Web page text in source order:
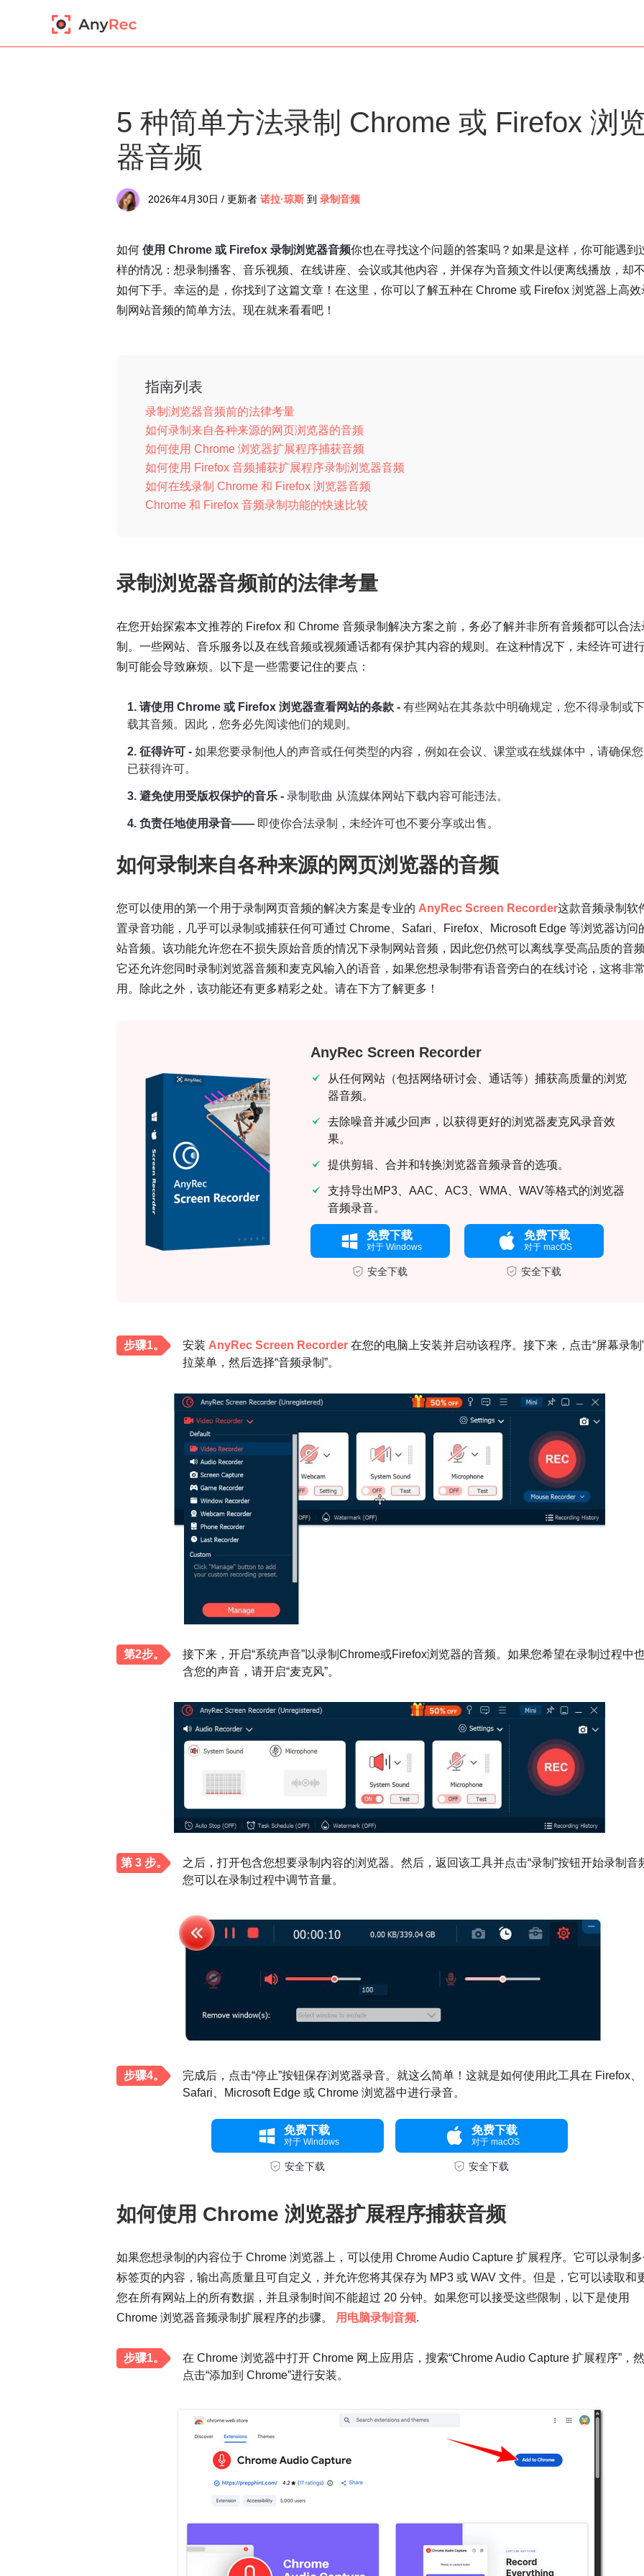
5 种简单方法录制 Chrome 或 Firefox 浏
器音频
2026年4月30日 / 更新者 诺拉·琼斯 到 录制音频
如何 使用 Chrome 或 Firefox 录制浏览器音频你也在寻找这个问题的答案吗？如果是这样，你可能遇到
样的情况：想录制播客、音乐视频、在线讲座、会议或其他内容，并保存为音频文件以便离线播放，却
如何下手。幸运的是，你找到了这篇文章！在这里，你可以了解五种在 Chrome 或 Firefox 浏览器上高效
制网站音频的简单方法。现在就来看看吧！
指南列表
录制浏览器音频前的法律考量
如何录制来自各种来源的网页浏览器的音频
如何使用 Chrome 浏览器扩展程序捕获音频
如何使用 Firefox 音频捕获扩展程序录制浏览器音频
如何在线录制 Chrome 和 Firefox 浏览器音频
Chrome 和 Firefox 音频录制功能的快速比较
录制浏览器音频前的法律考量
在您开始探索本文推荐的 Firefox 和 Chrome 音频录制解决方案之前，务必了解并非所有音频都可以合法
制。一些网站、音乐服务以及在线音频或视频通话都有保护其内容的规则。在这种情况下，未经许可进
制可能会导致麻烦。以下是一些需要记住的要点：
1. 请使用 Chrome 或 Firefox 浏览器查看网站的条款 - 有些网站在其条款中明确规定，您不得录制或下
载其音频。因此，您务必先阅读他们的规则。
2. 征得许可 - 如果您要录制他人的声音或任何类型的内容，例如在会议、课堂或在线媒体中，请确保您
已获得许可。
3. 避免使用受版权保护的音乐 - 录制歌曲 从流媒体网站下载内容可能违法。
4. 负责任地使用录音—— 即使你合法录制，未经许可也不要分享或出售。
如何录制来自各种来源的网页浏览器的音频
您可以使用的第一个用于录制网页音频的解决方案是专业的 AnyRec Screen Recorder这款音频录制软
置录音功能，几乎可以录制或捕获任何可通过 Chrome、Safari、Firefox、Microsoft Edge 等浏览器访问
站音频。该功能允许您在不损失原始音质的情况下录制网站音频，因此您仍然可以离线享受高品质的音
它还允许您同时录制浏览器音频和麦克风输入的语音，如果您想录制带有语音旁白的在线讨论，这将非
用。除此之外，该功能还有更多精彩之处。请在下方了解更多！
AnyRec Screen Recorder
从任何网站（包括网络研讨会、通话等）捕获高质量的浏览
器音频。
去除噪音并减少回声，以获得更好的浏览器麦克风录音效
果。
提供剪辑、合并和转换浏览器音频录音的选项。
支持导出MP3、AAC、AC3、WMA、WAV等格式的浏览器
音频录音。
免费下载
对于 Windows
安全下载
免费下载
对于 macOS
安全下载
步骤1。 安装 AnyRec Screen Recorder 在您的电脑上安装并启动该程序。接下来，点击“屏幕录制
拉菜单，然后选择“音频录制”。
第2步。
接下来，开启“系统声音”以录制Chrome或Firefox浏览器的音频。如果您希望在录制过程中
含您的声音，请开启“麦克风”。
第 3 步。
之后，打开包含您想要录制内容的浏览器。然后，返回该工具并点击“录制”按钮开始录制音
您可以在录制过程中调节音量。
步骤4。
完成后，点击“停止”按钮保存浏览器录音。就这么简单！这就是如何使用此工具在 Firefox、
Safari、Microsoft Edge 或 Chrome 浏览器中进行录音。
免费下载
对于 Windows
安全下载
免费下载
对于 macOS
安全下载
如何使用 Chrome 浏览器扩展程序捕获音频
如果您想录制的内容位于 Chrome 浏览器上，可以使用 Chrome Audio Capture 扩展程序。它可以录制
标签页的内容，输出高质量且可自定义，并允许您将其保存为 MP3 或 WAV 文件。但是，它可以读取和
您在所有网站上的所有数据，并且录制时间不能超过 20 分钟。如果您可以接受这些限制，以下是使用
Chrome 浏览器音频录制扩展程序的步骤。
用电脑录制音频.
步骤1。
在 Chrome 浏览器中打开 Chrome 网上应用店，搜索“Chrome Audio Capture 扩展程序”，
点击“添加到 Chrome”进行安装。